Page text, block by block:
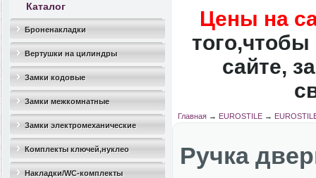
Каталог
Броненакладки
Вертушки на цилиндры
Замки кодовые
Замки межкомнатные
Замки электромеханические
Комплекты ключей,нуклео
Накладки/WC-комплекты
Цены на
того,чтобы
сайте,
Главная→ EUROSTILE→
Ручка